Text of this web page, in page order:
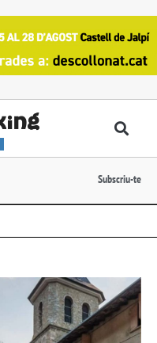
Subscriu-te